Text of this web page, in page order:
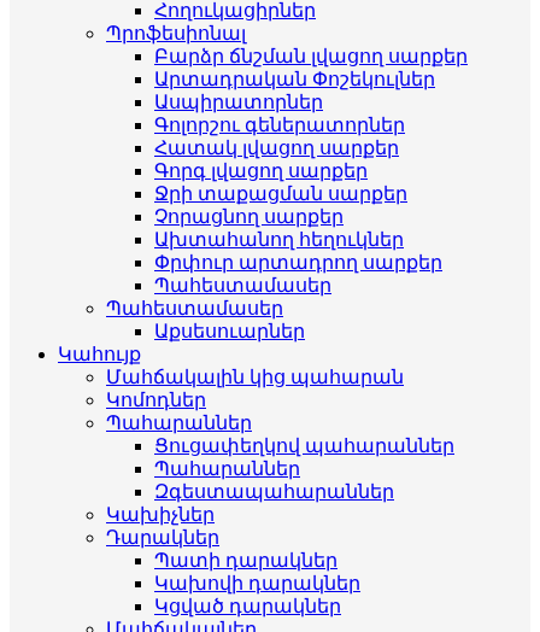
Հողուկացիրներ
Պրոֆեսիոնալ
Բարձր ճնշման լվացող սարքեր
Արտադրական Փոշեկուլներ
Ասպիրատորներ
Գոլորշու գեներատորներ
Հատակ լվացող սարքեր
Գորգ լվացող սարքեր
Ջրի տաքացման սարքեր
Չորացնող սարքեր
Ախտահանող հեղուկներ
Փրփուր արտադրող սարքեր
Պահեստամասեր
Պահեստամասեր
Աքսեսուարներ
Կահույք
Մահճակալին կից պահարան
Կոմոդներ
Պահարաններ
Ցուցափեղկով պահարաններ
Պահարաններ
Զգեստապահարաններ
Կախիչներ
Դարակներ
Պատի դարակներ
Կախովի դարակներ
Կցված դարակներ